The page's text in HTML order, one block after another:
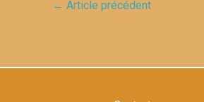
← Article précédent